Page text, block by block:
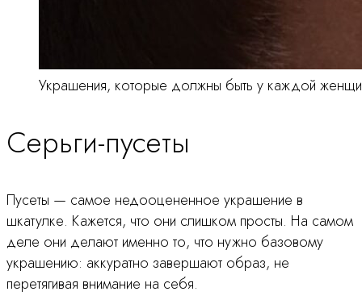
Украшения, которые должны быть у каждой
Серьги-пусеты
Пусеты — самое недооцененное украшение в
шкатулке. Кажется, что они слишком просты. На самом
деле они делают именно то, что нужно базовому
украшению: аккуратно завершают образ, не
перетягивая внимание на себя.